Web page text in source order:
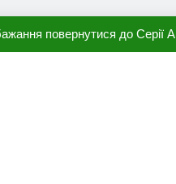
повернутися до Серії А